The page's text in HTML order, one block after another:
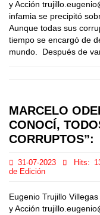
y Acción
infamia se precipitó
Aunque todas sus
tiempo se encargó de
mundo. Después de
MARCELO
CONOCÍ,
CORRUPTOS”:
31-07-2023 Hits:
de Edición
Eugenio Trujillo
y Acción